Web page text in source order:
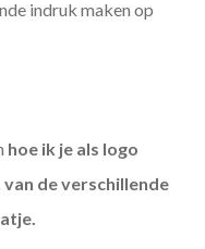
indruk maken op
hoe ik je als logo
van de verschillende